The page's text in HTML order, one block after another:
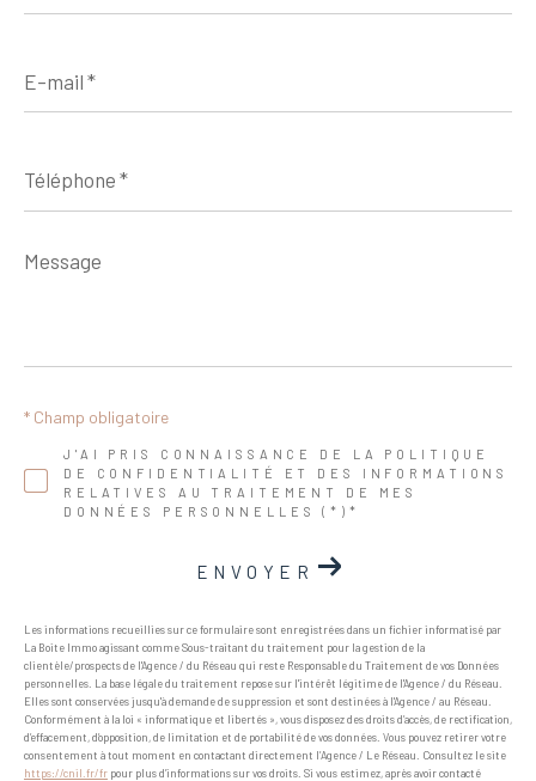
mail
*
*
Message
*
J'AI PRIS CONNAISSANCE DE LA POLITIQUE
DE CONFIDENTIALITÉ ET DES INFORMATIONS
RELATIVES AU TRAITEMENT DE MES
DONNÉES PERSONNELLES (*)*
* Champ obligatoire
ENVOYER
Les informations recueillies sur ce formulaire sont enregistrées dans un fichier informatisé par
La Boite Immo agissant comme Sous-traitant du traitement pour la gestion de la
clientèle/prospects de l'Agence / du Réseau qui reste Responsable du Traitement de vos Données
personnelles. La base légale du traitement repose sur l'intérêt légitime de l'Agence / du Réseau.
Elles sont conservées jusqu'à demande de suppression et sont destinées à l'Agence / au Réseau.
Conformément à la loi « informatique et libertés », vous disposez des droits d’accès, de rectification,
d’effacement, d’opposition, de limitation et de portabilité de vos données. Vous pouvez retirer votre
consentement à tout moment en contactant directement l’Agence / Le Réseau. Consultez le site
https://cnil.fr/fr pour plus d’informations sur vos droits. Si vous estimez, après avoir contacté